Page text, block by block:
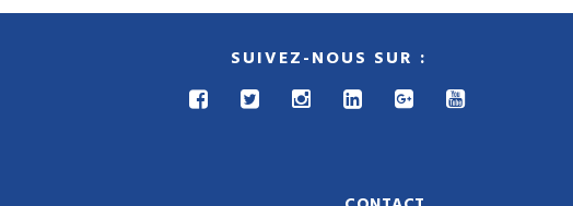
SUIVEZ-NOUS SUR :